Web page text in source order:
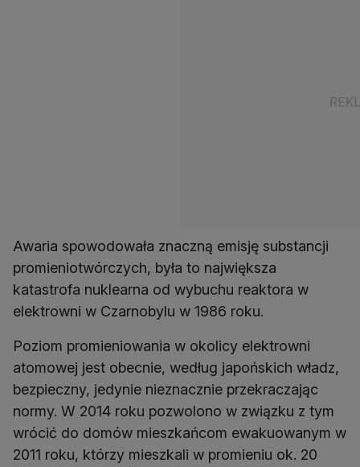
Awaria spowodowała znaczną emisję substancji
promieniotwórczych, była to największa
katastrofa nuklearna od wybuchu reaktora w
elektrowni w Czarnobylu w 1986 roku.
Poziom promieniowania w okolicy elektrowni
atomowej jest obecnie, według japońskich władz,
bezpieczny, jedynie nieznacznie przekraczając
normy. W 2014 roku pozwolono w związku z tym
wrócić do domów mieszkańcom ewakuowanym w
2011 roku, którzy mieszkali w promieniu ok. 20